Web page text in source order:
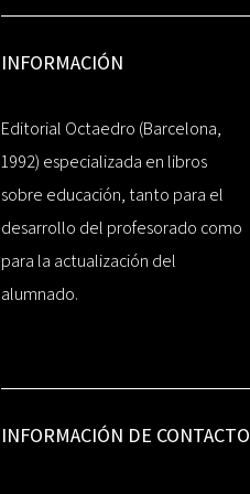
INFORMACIÓN
Editorial Octaedro (Barcelona,
1992) especializada en libros
sobre educación, tanto para el
desarrollo del profesorado como
para la actualización del
alumnado.
INFORMACIÓN DE CONTACTO